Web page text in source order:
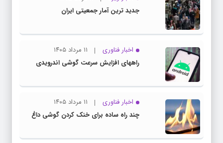
جدید ترین آمار جمعیتی ایران
اخبار فناوری
۱۱ مرداد ۱۴۰۵
راههای افزایش سرعت گوشی اندرویدی
اخبار فناوری
۱۱ مرداد ۱۴۰۵
چند راه‌ ساده برای خنک کردن گوشی داغ